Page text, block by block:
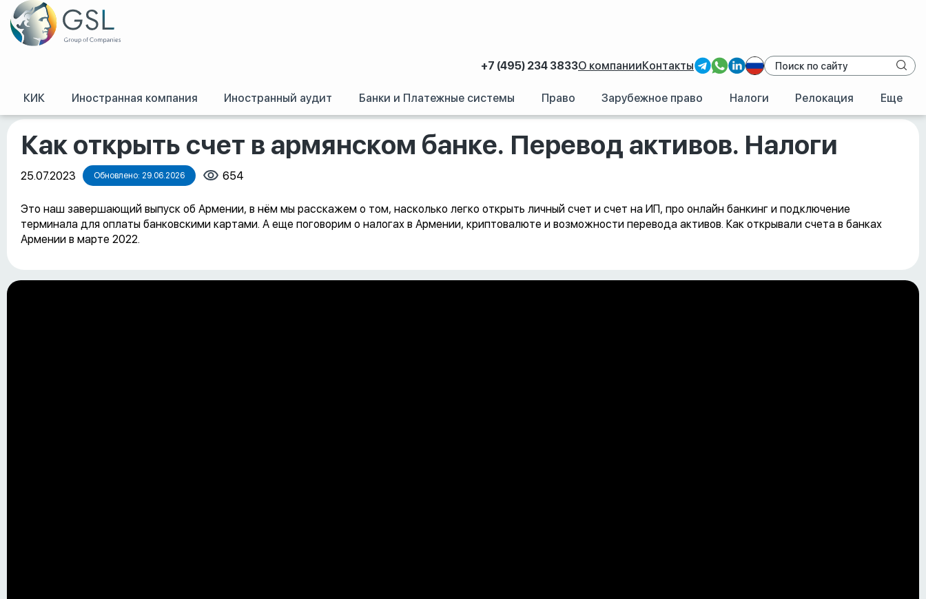
+7 (495) 234 3833О компанииКонтакты
КИК Иностранная компания Иностранный аудит Банки и Платежные системы Право Зарубежное право Налоги Релокация Еще
GSL/Оффшорные конференции, семинары и обучение/Как открыть счет в армянском банке. Перевод активов. Налоги
Как открыть счет в армянском банке. Перевод активов. Налоги
25.07.2023 Обновлено: 29.06.2026 654
Это наш завершающий выпуск об Армении, в нём мы расскажем о том, насколько легко открыть личный счет и счет на ИП, про онлайн банкинг и подключение
терминала для оплаты банковскими картами. А еще поговорим о налогах в Армении, криптовалюте и возможности перевода активов. Как открывали счета в банках
Армении в марте 2022.